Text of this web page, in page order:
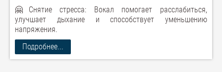
🤗Снятие стресса: Вокал помогает расслабиться,
улучшает дыхание и способствует уменьшению
напряжения.
Подробнее...